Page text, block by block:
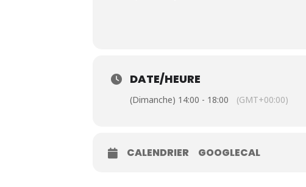
DATE/HEURE
(Dimanche) 14:00 - 18:00 (GMT+00:00)
CALENDRIER GOOGLECAL